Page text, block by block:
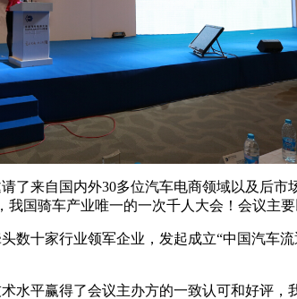
来自国内外30多位汽车电商领域以及后市
我国骑车产业唯一的一次千人大会！会议主
十家行业领军企业，发起成立“中国汽车
平赢得了会议主办方的一致认可和好评，